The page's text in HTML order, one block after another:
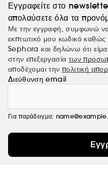
Εγγραφείτε στο
απολαύσετε όλα τα
Με την εγγραφή, συμφωνώ
εκπτωτικό μου κωδικό
Sephora και δηλώνω ότι
στην επεξεργασία των
αποδέχομαι την πολιτική
Διεύθυνση email
Για παράδειγμα: